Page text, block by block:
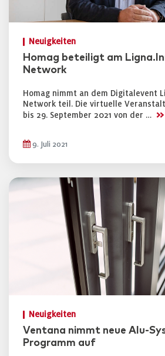
Neuigkeiten
Homag beteiligt am
Network
Homag nimmt an dem Digitalevent
Network teil. Die virtuelle
bis 29. September 2021 von der … >>
9. Juli 2021
Neuigkeiten
Ventana nimmt neue Alu-
Programm auf